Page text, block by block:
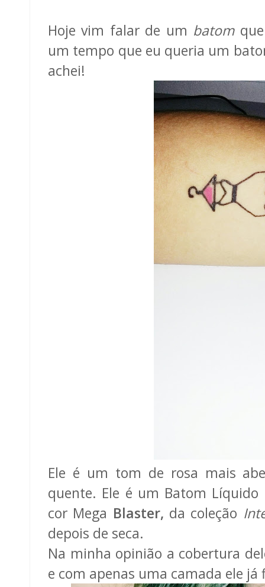
Hoje vim falar de um batom
um tempo que eu queria um
achei!
Ele é um tom de rosa mais
quente. Ele é um Batom
cor Mega Blaster, da coleção
depois de seca.
Na minha opinião a cobertura
e com apenas uma camada ele